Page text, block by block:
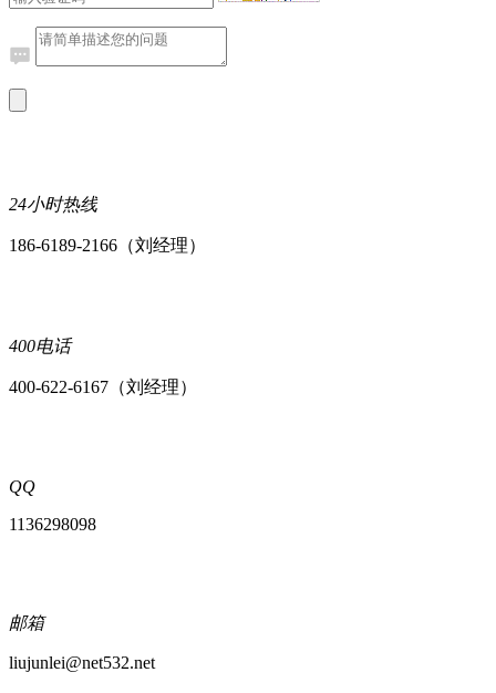
24小时热线
186-6189-2166（刘经理）
400电话
400-622-6167（刘经理）
QQ
1136298098
邮箱
liujunlei@net532.net